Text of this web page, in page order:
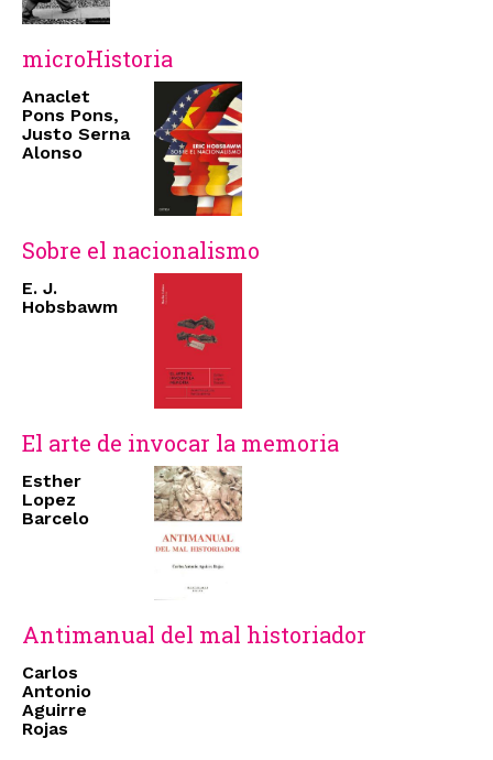
microHistoria
Anaclet
Pons Pons,
Justo Serna
Alonso
Sobre el nacionalismo
E. J.
Hobsbawm
El arte de invocar la memoria
Esther
Lopez
Barcelo
Antimanual del mal historiador
Carlos
Antonio
Aguirre
Rojas